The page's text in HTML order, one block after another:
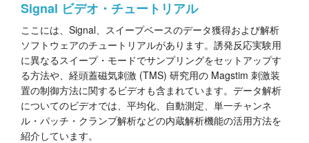
Signal ビデオ・チュートリアル
ここには、Signal、スイープベースのデータ獲得および解析
ソフトウェアのチュートリアルがあります。誘発反応実験用
に異なるスイープ・モードでサンプリングをセットアップす
る方法や、経頭蓋磁気刺激 (TMS) 研究用の Magstim 刺激装
置の制御方法に関するビデオも含まれています。データ解析
についてのビデオでは、平均化、自動測定、単一チャンネ
ル・パッチ・クランプ解析などの内蔵解析機能の活用方法を
紹介しています。